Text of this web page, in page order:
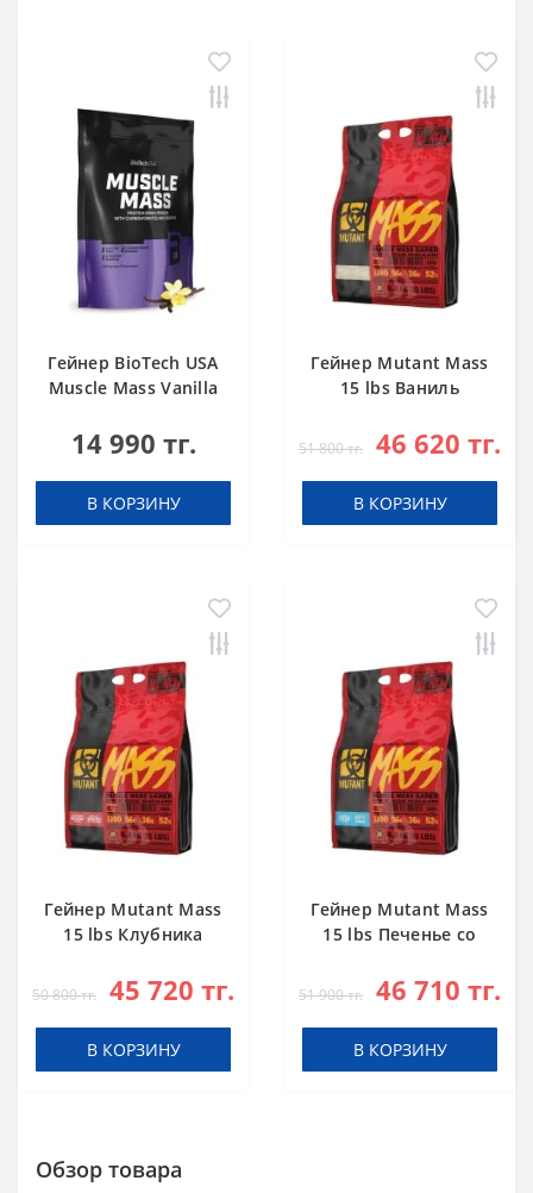
Гейнер BioTech USA
Muscle Mass Vanilla
14 990 тг.
В КОРЗИНУ
Гейнер Mutant Mass
15 lbs Ваниль
51 800 тг. 46 620 тг.
В КОРЗИНУ
Гейнер Mutant Mass
15 lbs Клубника
50 800 тг. 45 720 тг.
В КОРЗИНУ
Гейнер Mutant Mass
15 lbs Печенье со
51 900 тг. 46 710 тг.
В КОРЗИНУ
Обзор товара